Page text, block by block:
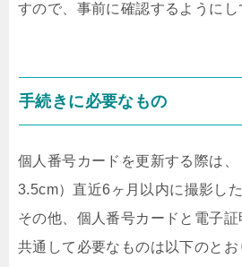
すので、事前に確認するようにし
手続きに必要なもの
個人番号カードを更新する際は、
3.5cm）直近6ヶ月以内に撮影し
その他、個人番号カードと電子
共通して必要なものは以下のとお